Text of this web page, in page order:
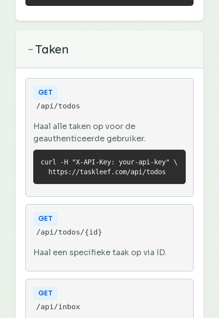
− Taken
GET
/api/todos
Haal alle taken op voor de
geauthenticeerde gebruiker.
curl -H "X-API-Key: your-api-key" \
  https://taskleef.com/api/todos
GET
/api/todos/{id}
Haal een specifieke taak op via ID.
GET
/api/inbox